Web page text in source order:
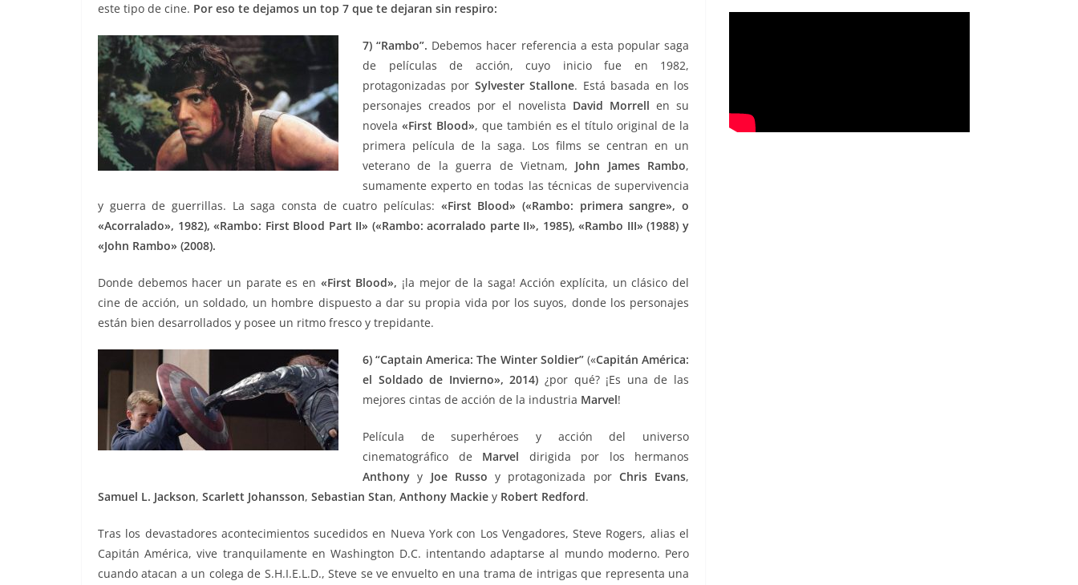
este tipo de cine. Por eso te dejamos un top 7 que te dejaran sin respiro:
7) “Rambo”. Debemos hacer referencia a esta popular saga
de películas de acción, cuyo inicio fue en 1982,
protagonizadas por Sylvester Stallone. Está basada en los
personajes creados por el novelista David Morrell en su
novela «First Blood», que también es el título original de la
primera película de la saga. Los films se centran en un
veterano de la guerra de Vietnam, John James Rambo,
sumamente experto en todas las técnicas de supervivencia
y guerra de guerrillas. La saga consta de cuatro películas: «First Blood» («Rambo: primera sangre», o
«Acorralado», 1982), «Rambo: First Blood Part II» («Rambo: acorralado parte II», 1985), «Rambo III» (1988) y
«John Rambo» (2008).
Donde debemos hacer un parate es en «First Blood», ¡la mejor de la saga! Acción explícita, un clásico del
cine de acción, un soldado, un hombre dispuesto a dar su propia vida por los suyos, donde los personajes
están bien desarrollados y posee un ritmo fresco y trepidante.
6) “Captain America: The Winter Soldier” («Capitán América:
el Soldado de Invierno», 2014) ¿por qué? ¡Es una de las
mejores cintas de acción de la industria Marvel!
Película de superhéroes y acción del universo
cinematográfico de Marvel dirigida por los hermanos
Anthony y Joe Russo y protagonizada por Chris Evans,
Samuel L. Jackson, Scarlett Johansson, Sebastian Stan, Anthony Mackie y Robert Redford.
Tras los devastadores acontecimientos sucedidos en Nueva York con Los Vengadores, Steve Rogers, alias el
Capitán América, vive tranquilamente en Washington D.C. intentando adaptarse al mundo moderno. Pero
cuando atacan a un colega de S.H.I.E.L.D., Steve se ve envuelto en una trama de intrigas que representa una